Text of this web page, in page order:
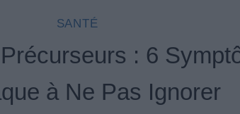
SANTÉ
: 6
à Ne Pas Ignorer